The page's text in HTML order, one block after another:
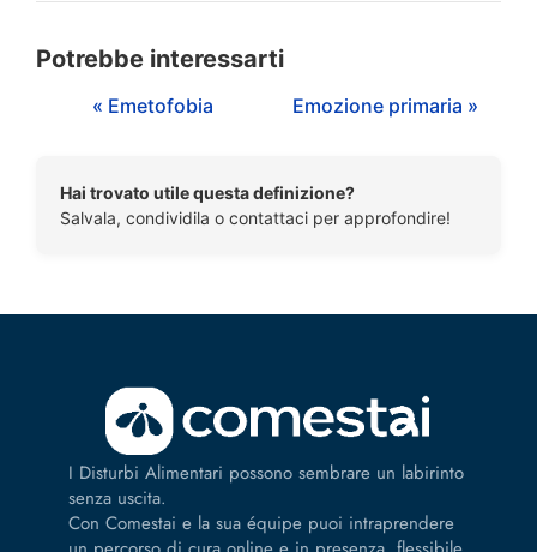
Potrebbe interessarti
« Emetofobia Emozione primaria »
Hai trovato utile questa definizione?
Salvala, condividila o contattaci per approfondire!
I Disturbi Alimentari possono sembrare un labirinto
senza uscita.
Con Comestai e la sua équipe puoi intraprendere